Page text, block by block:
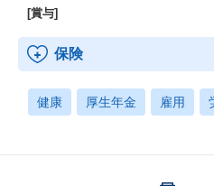
[賞与]
保険
健康 厚生年金 雇用